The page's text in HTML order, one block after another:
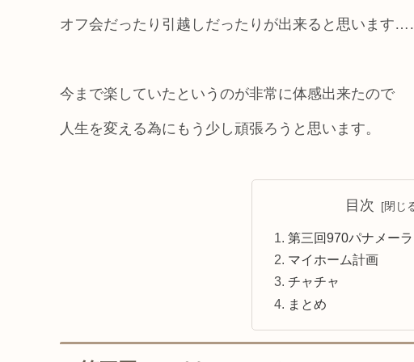
オフ会だったり引越しだったりが出来ると思います
今まで楽していたというのが非常に体感出来たので
人生を変える為にもう少し頑張ろうと思います。
目次
第三回970パナメー
マイホーム計画
チャチャ
まとめ